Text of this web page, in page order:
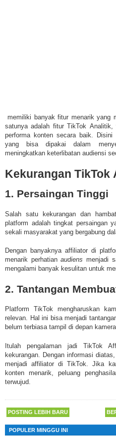
memiliki banyak fitur menarik yang
satunya adalah fiturTikTok Analitik,
performa konten secara baik.
yang bisa dipakai dalam
meningkatkan keterlibatan audiensi
Kekurangan TikTok
1. Persaingan Tinggi
Salah satu kekurangan dan
platform adalah tingkat persaingan
sekali masyarakat yang bergabung
Dengan banyaknya affiliator di
menarik perhatianaudiens menjadi
mengalami banyak kesulitan untuk
2. Tantangan
Platform TikTok mengharuskan
relevan. Hal ini bisa menjadi
belum terbiasa tampil di depan
Itulah pengalaman jadi TikTok
kekurangan.
Dengan informasi
menjadi affiliator diTikTok . Jika
konten menarik, peluang
terwujud.
POSTING LEBIH BARU
POPULER MINGGU INI